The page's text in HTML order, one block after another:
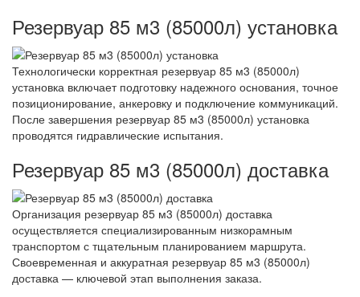
Резервуар 85 м3 (85000л) установка
Технологически корректная резервуар 85 м3 (85000л)
установка включает подготовку надежного основания, точное
позиционирование, анкеровку и подключение коммуникаций.
После завершения резервуар 85 м3 (85000л) установка
проводятся гидравлические испытания.
Резервуар 85 м3 (85000л) доставка
Организация резервуар 85 м3 (85000л) доставка
осуществляется специализированным низкорамным
транспортом с тщательным планированием маршрута.
Своевременная и аккуратная резервуар 85 м3 (85000л)
доставка — ключевой этап выполнения заказа.